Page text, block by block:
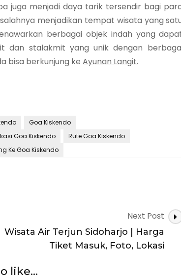
juga menjadi daya tarik tersendir bagi
menjadikan tempat wisata yang
berbagai objek indah yang
dan stalakmit yang unik dengan
bisa berkunjung ke Ayunan Langit.
Goa Kiskendo
Goa Kiskendo
Rute Goa Kiskendo
Ke Goa Kiskendo
Next Post
Wisata Air Terjun Sidoharjo | Harga
Tiket Masuk, Foto, Lokasi
like...